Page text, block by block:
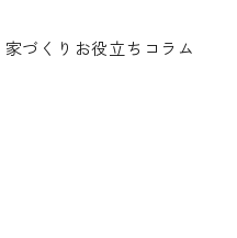
家づくりお役立ちコラム